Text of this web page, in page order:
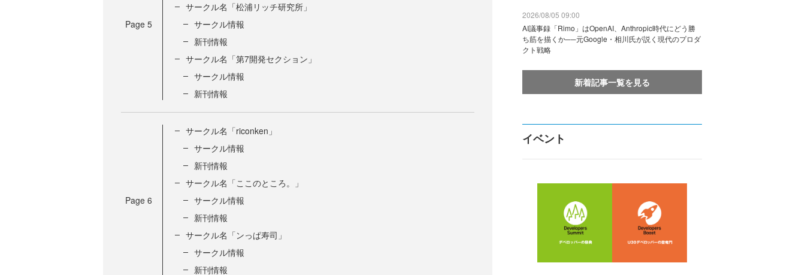
Page 5
サークル名「松浦リッチ研究所」
サークル情報
新刊情報
サークル名「第7開発セクション」
サークル情報
新刊情報
Page 6
サークル名「riconken」
サークル情報
新刊情報
サークル名「ここのところ。」
サークル情報
新刊情報
サークル名「ンっぱ寿司」
サークル情報
新刊情報
2026/08/05 09:00
AI議事録「Rimo」はOpenAI、Anthropic時代にどう勝
ち筋を描くか──元Google・相川氏が説く現代のプロダ
クト戦略
新着記事一覧を見る
イベント